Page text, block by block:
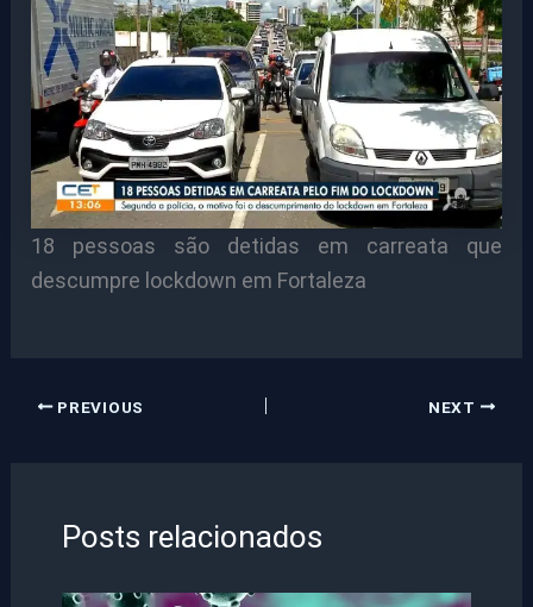
18 pessoas são detidas em carreata que
descumpre lockdown em Fortaleza
PREVIOUS NEXT
Posts relacionados